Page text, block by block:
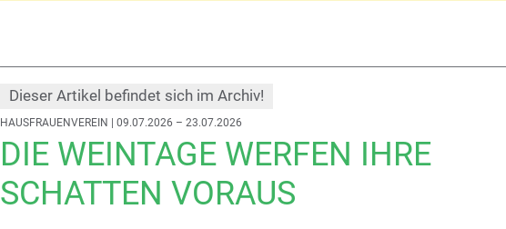
Dieser Artikel befindet sich im Archiv!
HAUSFRAUENVEREIN | 09.07.2026 – 23.07.2026
DIE WEINTAGE WERFEN IHRE
SCHATTEN VORAUS